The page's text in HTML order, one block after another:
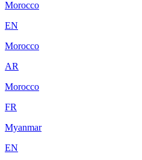
Morocco
EN
Morocco
AR
Morocco
FR
Myanmar
EN